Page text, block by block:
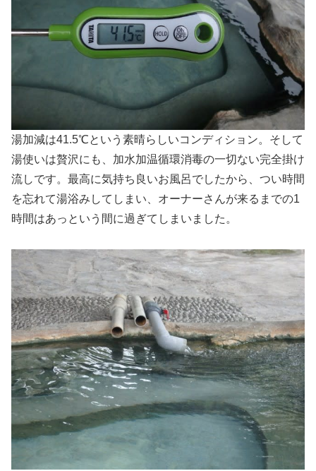
湯加減は41.5℃という素晴らしいコンディション。そして
湯使いは贅沢にも、加水加温循環消毒の一切ない完全掛け
流しです。最高に気持ち良いお風呂でしたから、つい時間
を忘れて湯浴みしてしまい、オーナーさんが来るまでの1
時間はあっという間に過ぎてしまいました。